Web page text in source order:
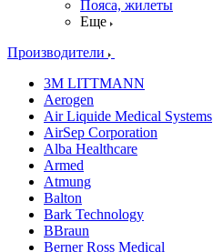
Пояса, жилеты
Еще
Производители
3M LITTMANN
Aerogen
Air Liquide Medical Systems
AirSep Corporation
Alba Healthcare
Armed
Atmung
Balton
Bark Technology
BBraun
Berner Ross Medical